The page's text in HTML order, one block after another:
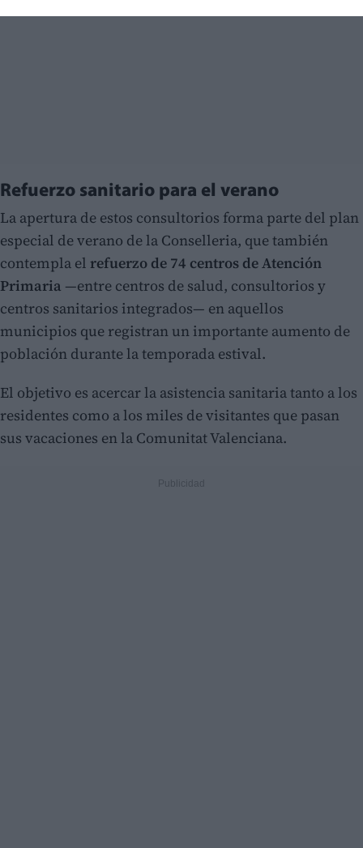
Refuerzo sanitario para el verano
La apertura de estos consultorios forma parte del plan
especial de verano de la Conselleria, que también
contempla el refuerzo de 74 centros de Atención
Primaria —entre centros de salud, consultorios y
centros sanitarios integrados— en aquellos
municipios que registran un importante aumento de
población durante la temporada estival.
El objetivo es acercar la asistencia sanitaria tanto a los
residentes como a los miles de visitantes que pasan
sus vacaciones en la Comunitat Valenciana.